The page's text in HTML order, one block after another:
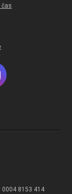
čas
0004 8153 414